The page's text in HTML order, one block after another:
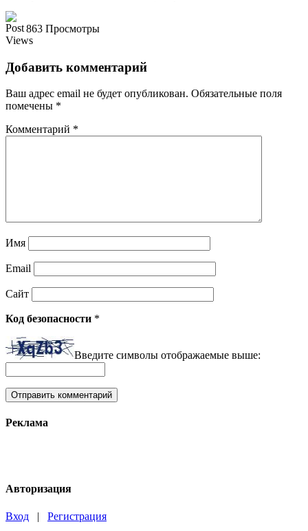
863 Просмотры
Добавить комментарий
Ваш адрес email не будет опубликован. Обязательные поля
помечены *
Комментарий *
Имя
Email
Сайт
Код безопасности *
Введите символы отображаемые выше:
Реклама
Авторизация
Вход | Регистрация